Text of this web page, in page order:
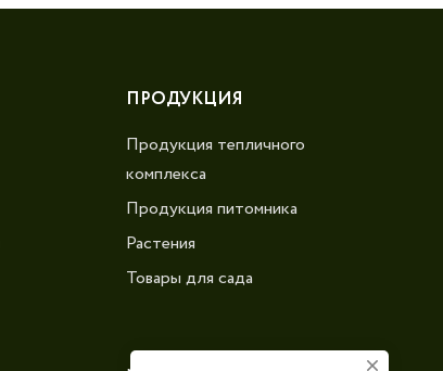
ПРОДУКЦИЯ
Продукция тепличного
комплекса
Продукция питомника
Растения
Товары для сада